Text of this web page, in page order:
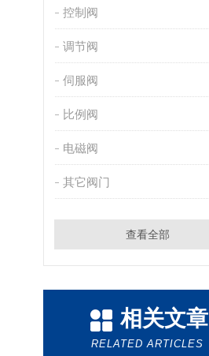
控制阀
调节阀
伺服阀
比例阀
电磁阀
其它阀门
查看全部
相关文章
RELATED ARTICLES